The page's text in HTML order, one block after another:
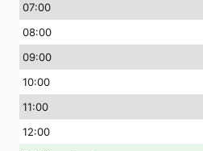
07:00
08:00
09:00
10:00
11:00
12:00